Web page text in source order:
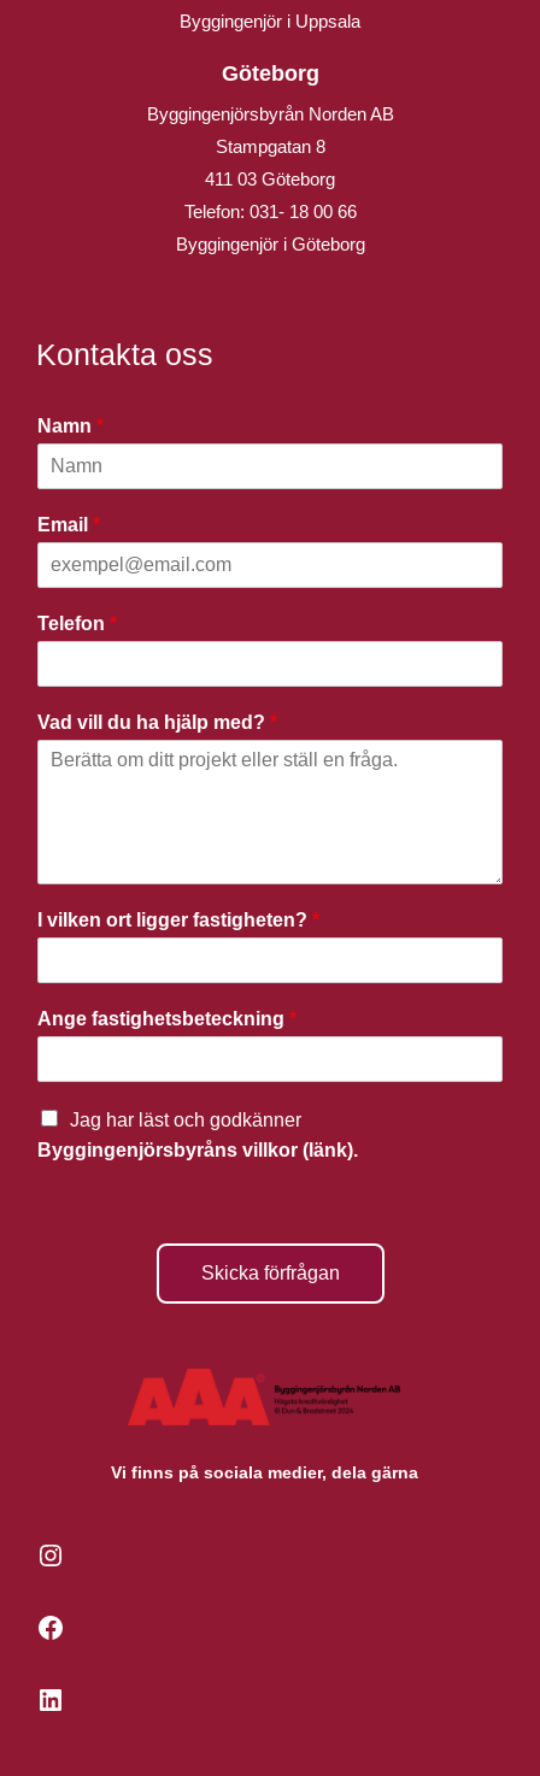
Byggingenjör i Uppsala
Göteborg
Byggingenjörsbyrån Norden AB
Stampgatan 8
411 03 Göteborg
Telefon: 031- 18 00 66
Byggingenjör i Göteborg
Kontakta oss
Namn *
Email *
Telefon *
Vad vill du ha hjälp med? *
I vilken ort ligger fastigheten? *
Ange fastighetsbeteckning *
Jag har läst och godkänner
Byggingenjörsbyråns villkor (länk).
Skicka förfrågan
Vi finns på sociala medier, dela gärna
Instagram
Facebook
LinkedIn